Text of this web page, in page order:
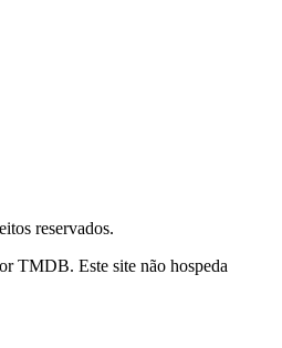
reservados.
TMDB. Este site não hospeda